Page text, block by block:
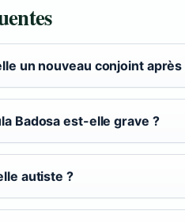
un nouveau conjoint
Badosa est-elle grave ?
autiste ?